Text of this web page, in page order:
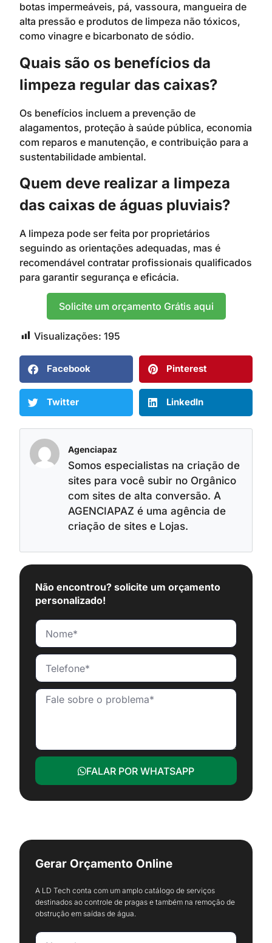
botas impermeáveis, pá, vassoura, mangueira de
alta pressão e produtos de limpeza não tóxicos,
como vinagre e bicarbonato de sódio.
Quais são os benefícios da
limpeza regular das caixas?
Os benefícios incluem a prevenção de
alagamentos, proteção à saúde pública, economia
com reparos e manutenção, e contribuição para a
sustentabilidade ambiental.
Quem deve realizar a limpeza
das caixas de águas pluviais?
A limpeza pode ser feita por proprietários
seguindo as orientações adequadas, mas é
recomendável contratar profissionais qualificados
para garantir segurança e eficácia.
Solicite um orçamento Grátis aqui
Visualizações: 195
Facebook Pinterest
Twitter LinkedIn
Agenciapaz
Somos especialistas na criação de
sites para você subir no Orgânico
com sites de alta conversão. A
AGENCIAPAZ é uma agência de
criação de sites e Lojas.
Não encontrou? solicite um orçamento
personalizado!
FALAR POR WHATSAPP
Gerar Orçamento Online
A LD Tech conta com um amplo catálogo de serviços
destinados ao controle de pragas e também na remoção de
obstrução em saídas de água.